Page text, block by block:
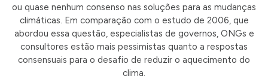
ou quase nenhum consenso nas soluções para as mudanças
climáticas. Em comparação com o estudo de 2006, que
abordou essa questão, especialistas de governos, ONGs e
consultores estão mais pessimistas quanto a respostas
consensuais para o desafio de reduzir o aquecimento do
clima.